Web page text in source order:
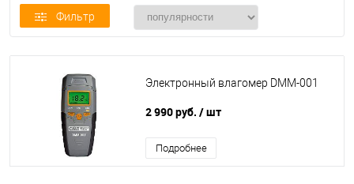
Фильтр
Электронный влагомер DMM-001
2 990 руб. / шт
Подробнее